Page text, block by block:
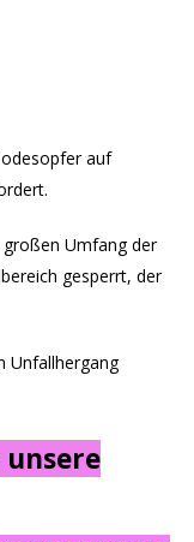
auf
Umfang der
gesperrt, der
Unfallhergang